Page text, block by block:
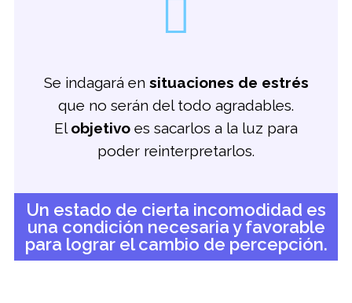
Se indagará en situaciones de estrés
que no serán del todo agradables.
Elobjetivo es sacarlos a la luz para
poder reinterpretarlos.
Un estado de cierta incomodidad es
una condición necesaria y favorable
para lograr el cambio de percepción.